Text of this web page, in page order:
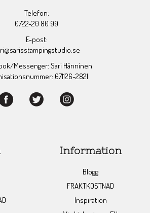
Telefon:
0722-20 80 99
E-post:
Messenger: Sari Hänninen
671126-2821
Information
Blogg
FRAKTKOSTNAD
Inspiration